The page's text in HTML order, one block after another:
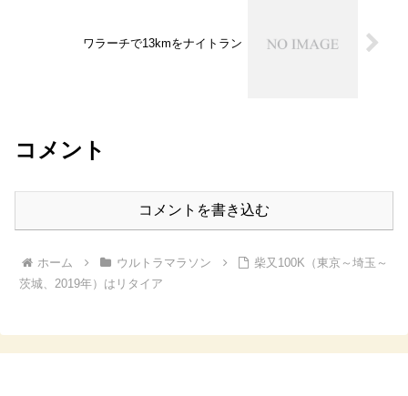
ワラーチで13kmをナイトラン
コメント
コメントを書き込む
ホーム ウルトラマラソン
柴又100K（東京～埼玉～
茨城、2019年）はリタイア